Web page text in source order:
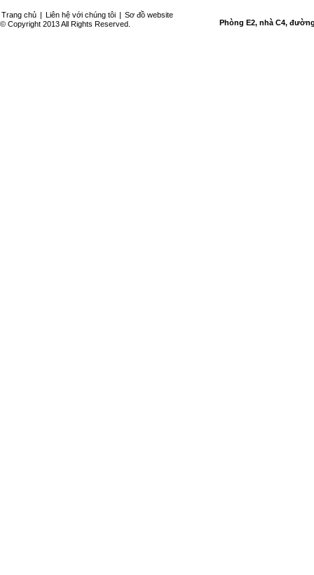
Trang chủ | Liên hệ với chúng tôi | Sơ đồ website
© Copyright 2013 All Rights Reserved.
Phòng E2, nhà C4,